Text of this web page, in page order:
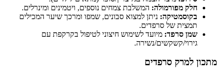
חלק מפורמולה: המשלבת צמחים נוספים, ויטמינים ומינרלים.
בקוסמטיקה: ניתן למצוא סבונים, שמפו ומרכך שיער המכילים
תמצית של סרפדים.
שמן סרפד: מיועד לשימוש חיצוני לטיפול בקרקפת עם
גירוי/קשקשים/נשירה.
מתכון למרק סרפדים